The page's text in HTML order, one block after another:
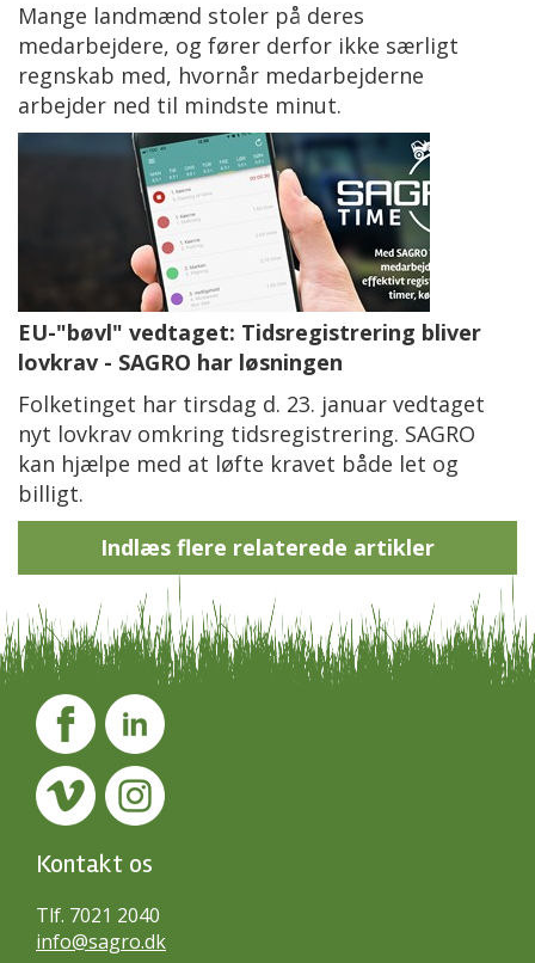
Mange landmænd stoler på deres
medarbejdere, og fører derfor ikke særligt
regnskab med, hvornår medarbejderne
arbejder ned til mindste minut.
EU-"bøvl" vedtaget: Tidsregistrering bliver
lovkrav - SAGRO har løsningen
Folketinget har tirsdag d. 23. januar vedtaget
nyt lovkrav omkring tidsregistrering. SAGRO
kan hjælpe med at løfte kravet både let og
billigt.
Indlæs flere relaterede artikler
Kontakt os
Tlf. 7021 2040
info@sagro.dk